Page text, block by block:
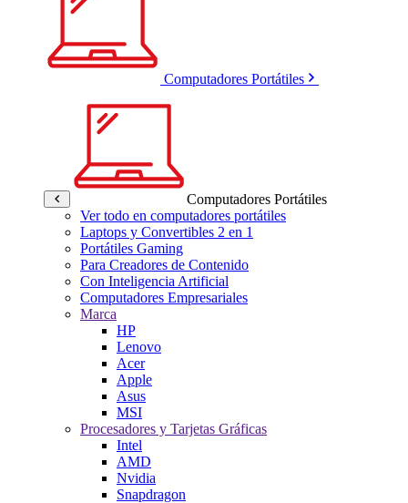
Computadores Portátiles
Computadores Portátiles
Ver todo en computadores portátiles
Laptops y Convertibles 2 en 1
Portátiles Gaming
Para Creadores de Contenido
Con Inteligencia Artificial
Computadores Empresariales
Marca
HP
Lenovo
Acer
Apple
Asus
MSI
Procesadores y Tarjetas Gráficas
Intel
AMD
Nvidia
Snapdragon